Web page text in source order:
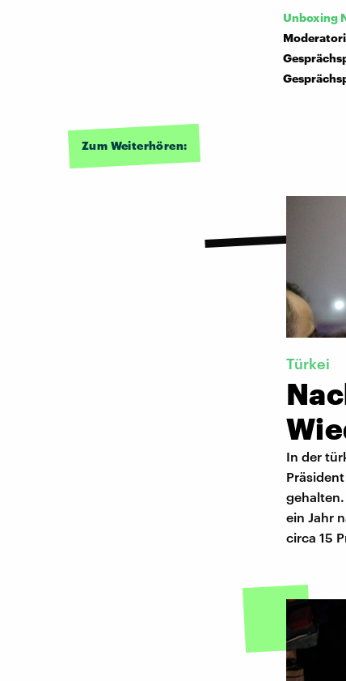
Unboxing
Zum Weiterhören:
Türkei
In der
ein Jahr
circa 15